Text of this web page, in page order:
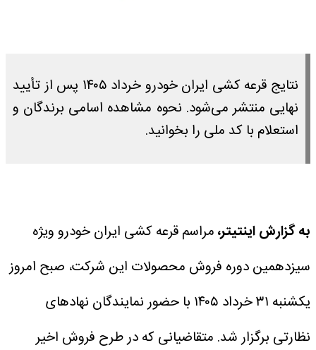
نتایج قرعه کشی ایران خودرو خرداد ۱۴۰۵ پس از تأیید
نهایی منتشر می‌شود. نحوه مشاهده اسامی برندگان و
استعلام با کد ملی را بخوانید.
به گزارش اینتیتر،مراسم قرعه کشی ایران خودرو ویژه
سیزدهمین دوره فروش محصولات این شرکت، صبح امروز
یکشنبه ۳۱ خرداد ۱۴۰۵ با حضور نمایندگان نهادهای
نظارتی برگزار شد. متقاضیانی که در طرح فروش اخیر